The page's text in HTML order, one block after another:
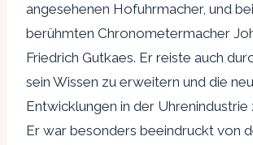
angesehenen Hofuhrmacher, und
berühmten Chronometermacher
Friedrich Gutkaes. Er reiste auch
sein Wissen zu erweitern und die
Entwicklungen in der Uhrenindustrie
Er war besonders beeindruckt von